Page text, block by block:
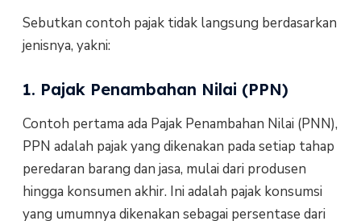
Sebutkan contoh pajak tidak langsung berdasarkan
jenisnya, yakni:
1. Pajak Penambahan Nilai (PPN)
Contoh pertama ada Pajak Penambahan Nilai (PNN),
PPN adalah pajak yang dikenakan pada setiap tahap
peredaran barang dan jasa, mulai dari produsen
hingga konsumen akhir. Ini adalah pajak konsumsi
yang umumnya dikenakan sebagai persentase dari